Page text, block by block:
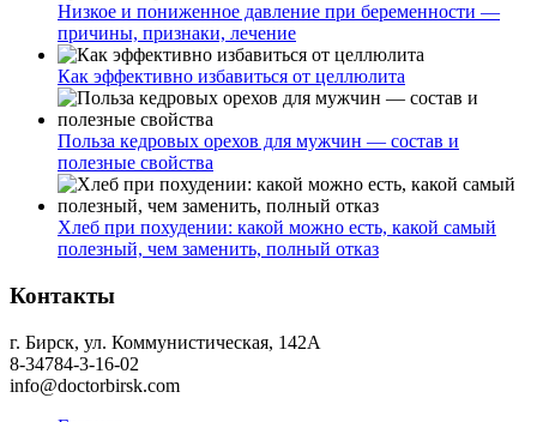
Низкое и пониженное давление при беременности —
причины, признаки, лечение
Как эффективно избавиться от целлюлита
Польза кедровых орехов для мужчин — состав и
полезные свойства
Хлеб при похудении: какой можно есть, какой самый
полезный, чем заменить, полный отказ
Контакты
г. Бирск, ул. Коммунистическая, 142А
8-34784-3-16-02
info@doctorbirsk.com